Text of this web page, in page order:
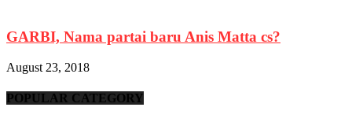
GARBI, Nama partai baru Anis Matta cs?
August 23, 2018
POPULAR CATEGORY